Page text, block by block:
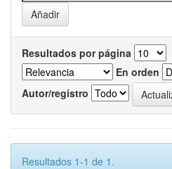
Resultados por página
En orden
Autor/registro
Resultados 1-1 de 1.